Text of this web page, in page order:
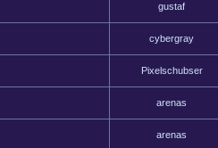
gustaf
cybergray
Pixelschubser
arenas
arenas